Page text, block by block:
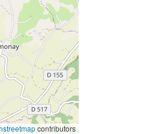
contributors